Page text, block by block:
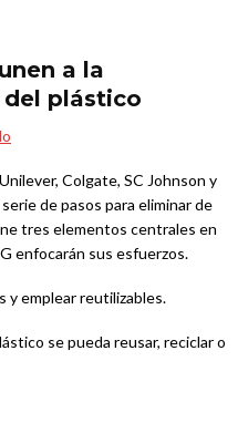
a la
plástico
Colgate, SC Johnson y
de pasos para eliminar de
tres elementos centrales en
enfocarán sus esfuerzos.
y emplear reutilizables.
se pueda reusar, reciclar o